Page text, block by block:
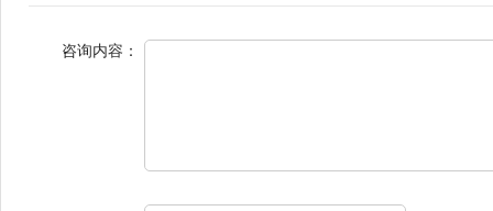
咨询内容：